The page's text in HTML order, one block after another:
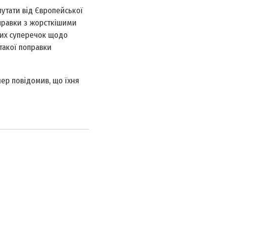
від Європейської
з жорсткішими
суперечок щодо
поправки
повідомив, що їхня